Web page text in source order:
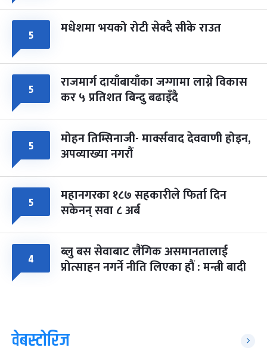
५ मधेशमा भयको रोटी सेक्दै सीके राउत
५ राजमार्ग दायाँबायाँका जग्गामा लाग्ने विकास
कर ५ प्रतिशत बिन्दु बढाइँदै
५ मोहन तिम्सिनाजी- मार्क्सवाद देववाणी होइन,
अपव्याख्या नगरौं
५ महानगरका १८७ सहकारीले फिर्ता दिन
सकेनन् सवा ८ अर्ब
४ ब्लु बस सेवाबाट लैंगिक असमानतालाई
प्रोत्साहन नगर्ने नीति लिएका हौं : मन्त्री बादी
वेबस्टोरिज